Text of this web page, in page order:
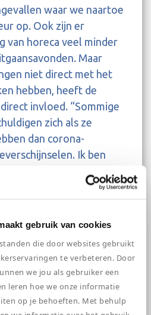
gebruik van cookies
die door websites gebruikt
te verbeteren. Door
we jou als gebruiker een
leren hoe we onze informatie
op je behoeften. Met behulp
waar we naartoe
op. Ook zijn er
van horeca veel minder
Maar
niet direct met het
hebben, heeft de
invloed. “Sommige
zich als ze
dan corona-
Ik ben
klachten hebben,
uit. Willeke ziet ook wel
wel aandacht voor wat
weken kijken
naar ons; intenser als